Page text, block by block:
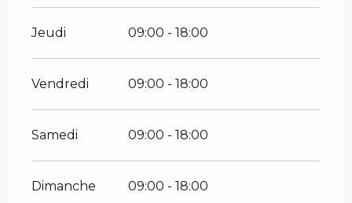
Jeudi 09:00 - 18:00
Vendredi 09:00 - 18:00
Samedi 09:00 - 18:00
Dimanche 09:00 - 18:00